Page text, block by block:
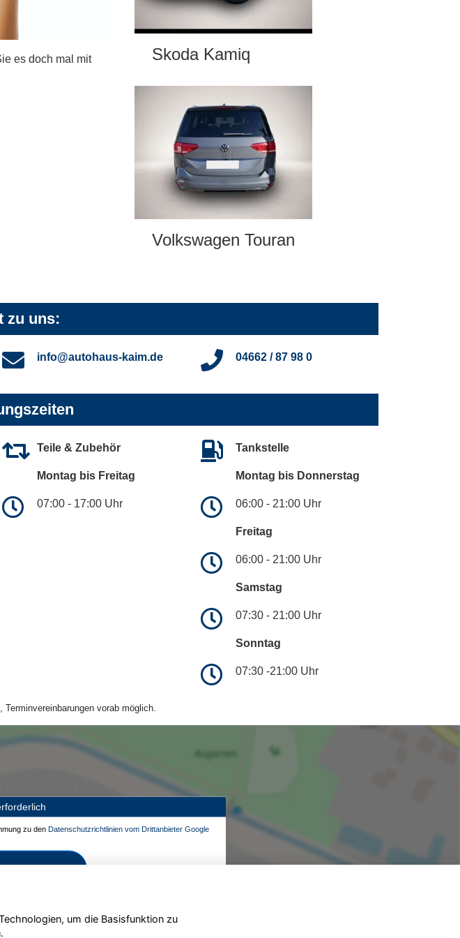
es doch mal mit
Skoda Kamiq
Volkswagen Touran
zu uns:
info@autohaus-kaim.de 04662 / 87 98 0
Teile & Zubehör
Montag bis Freitag
07:00 - 17:00 Uhr
Tankstelle
Montag bis Donnerstag
06:00 - 21:00 Uhr
Freitag
06:00 - 21:00 Uhr
Samstag
07:30 - 21:00 Uhr
Sonntag
07:30 -21:00 Uhr
vorab möglich.
zu den Datenschutzrichtlinien vom Drittanbieter Google
um die Basisfunktion zu